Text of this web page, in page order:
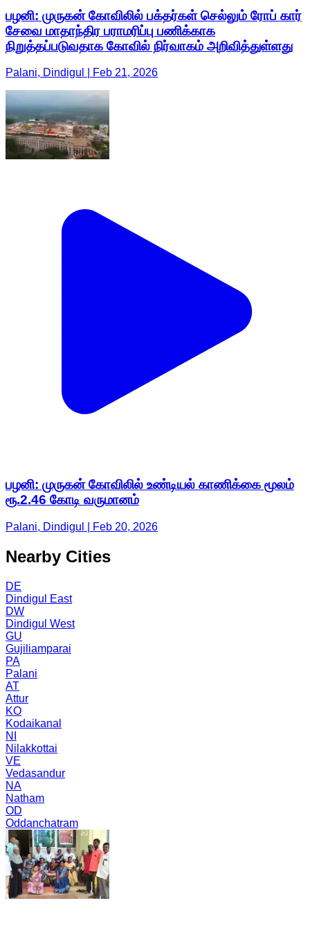
பழனி: முருகன் கோவிலில் பக்தர்கள் செல்லும் ரோப் கார்
சேவை மாதாந்திர பராமரிப்பு பணிக்காக
நிறுத்தப்படுவதாக கோவில் நிர்வாகம் அறிவித்துள்ளது
Palani, Dindigul | Feb 21, 2026
பழனி: முருகன் கோவிலில் உண்டியல் காணிக்கை மூலம்
ரூ.2.46 கோடி வருமானம்
Palani, Dindigul | Feb 20, 2026
Nearby Cities
DE
Dindigul East
DW
Dindigul West
GU
Gujiliamparai
PA
Palani
AT
Attur
KO
Kodaikanal
NI
Nilakkottai
VE
Vedasandur
NA
Natham
OD
Oddanchatram